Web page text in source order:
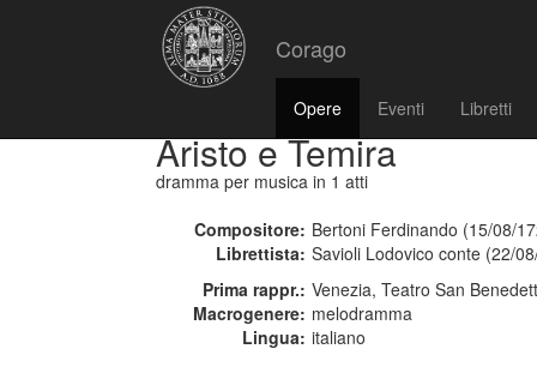
Corago
Opere Eventi Libretti
Aristo e Temira
dramma per musica in 1 atti
Compositore: Bertoni Ferdinando (15/08/
Librettista: Savioli Lodovico conte (22/
Prima rappr.: Venezia, Teatro San
Macrogenere: melodramma
Lingua: italiano